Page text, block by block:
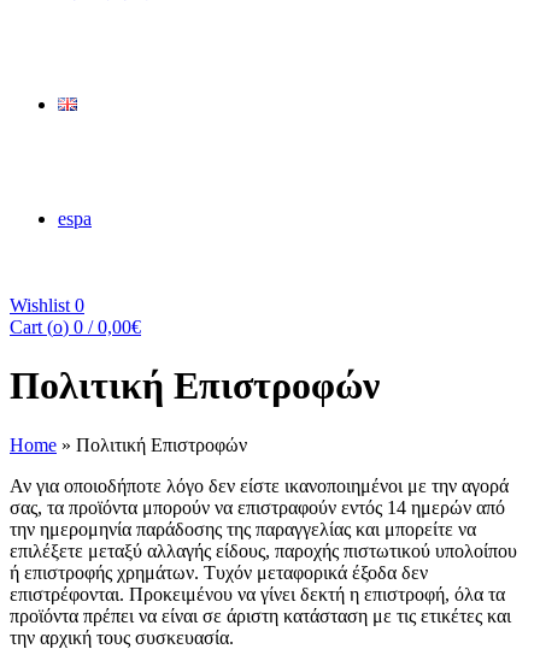
espa
Wishlist 0
Cart (o) 0 / 0,00€
Πολιτική Επιστροφών
Home » Πολιτική Επιστροφών
Αν για οποιοδήποτε λόγο δεν είστε ικανοποιημένοι με την αγορά
σας, τα προϊόντα μπορούν να επιστραφούν εντός 14 ημερών από
την ημερομηνία παράδοσης της παραγγελίας και μπορείτε να
επιλέξετε μεταξύ αλλαγής είδους, παροχής πιστωτικού υπολοίπου
ή επιστροφής χρημάτων. Τυχόν μεταφορικά έξοδα δεν
επιστρέφονται. Προκειμένου να γίνει δεκτή η επιστροφή, όλα τα
προϊόντα πρέπει να είναι σε άριστη κατάσταση με τις ετικέτες και
την αρχική τους συσκευασία.